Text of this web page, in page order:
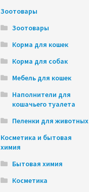
Зоотовары
Зоотовары
Корма для кошек
Корма для собак
Мебель для кошек
Наполнители для
кошачьего туалета
Пеленки для животных
Косметика и бытовая
химия
Бытовая химия
Косметика